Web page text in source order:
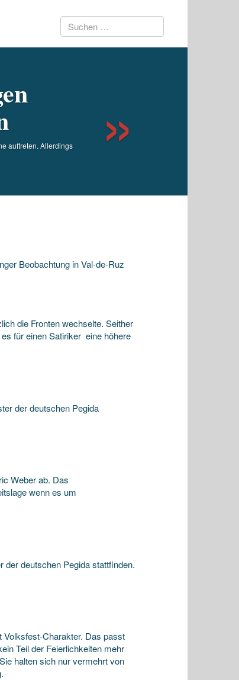
Suchen
auftreten. Allerdings
Beobachtung in Val-de-Ruz
die Fronten wechselte. Seither
für einen Satiriker eine höhere
der deutschen Pegida
Weber ab. Das
wenn es um
der deutschen Pegida stattfinden.
Charakter. Das passt
Teil der Feierlichkeiten mehr
halten sich nur vermehrt von